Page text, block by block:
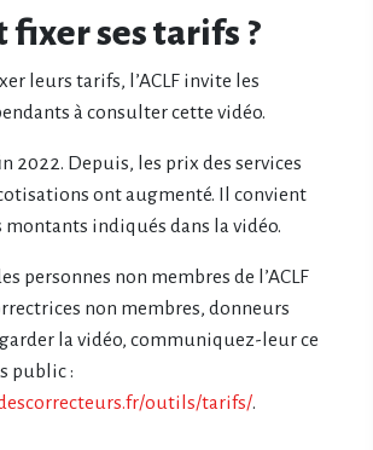
fixer ses tarifs ?
leurs tarifs, l’ACLF invite les
à consulter cette vidéo.
2022. Depuis, les prix des services
ont augmenté. Il convient
montants indiqués dans la vidéo.
personnes non membres de l’ACLF
non membres, donneurs
la vidéo, communiquez-leur ce
public :
outils/tarifs/.